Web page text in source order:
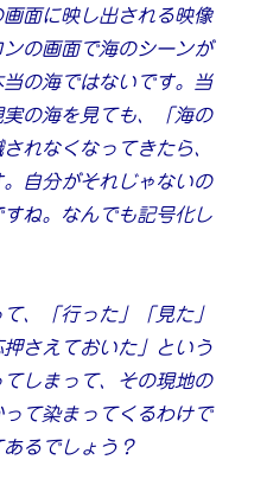
面に映し出される映像
の画面で海のシーンが
の海ではないです。当
の海を見ても、「海の
れなくなってきたら、
自分がそれじゃないの
ね。なんでも記号化し
、「行った」「見た」
押さえておいた」という
しまって、その現地の
て染まってくるわけで
るでしょう？